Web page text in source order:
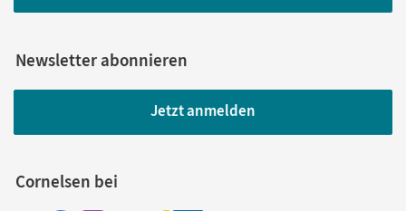
Newsletter abonnieren
Jetzt anmelden
Cornelsen bei